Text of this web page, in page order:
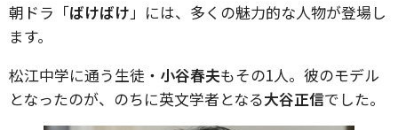
朝ドラ「ばけばけ」には、多くの魅力的な人物が登場し
ます。
松江中学に通う生徒・ 小谷春夫もその1人。彼のモデル
となったのが、のちに英文学者となる大谷正信でした。